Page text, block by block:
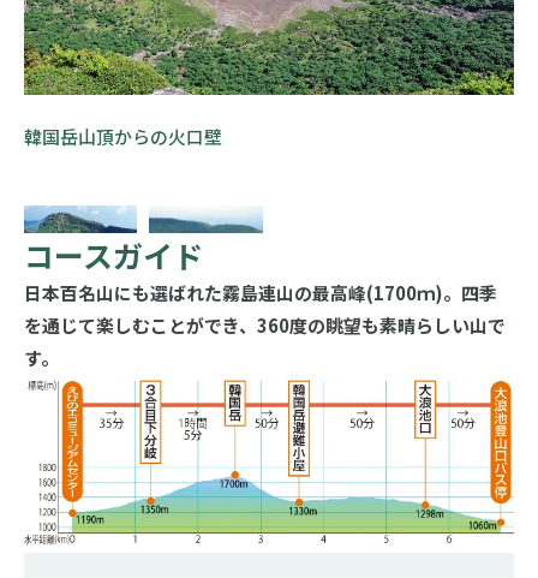
韓国岳山頂からの火口壁
コースガイド
日本百名山にも選ばれた霧島連山の最高峰(1700ｍ)。四季
を通じて楽しむことができ、360度の眺望も素晴らしい山で
す。